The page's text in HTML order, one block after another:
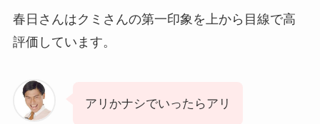
春日さんはクミさんの第一印象を上から目線で高
評価しています。
アリかナシでいったらアリ